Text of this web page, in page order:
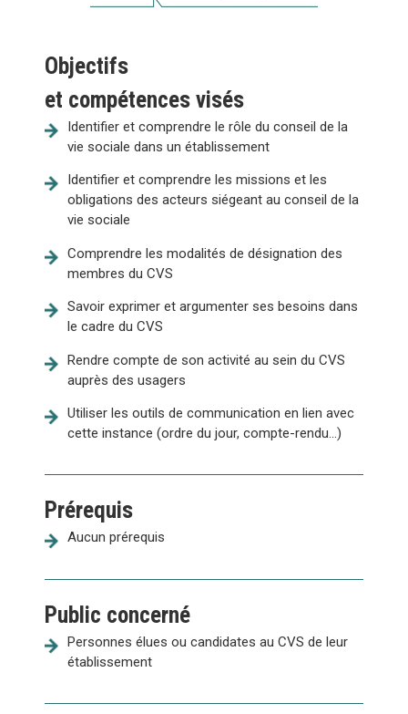
Objectifs
et compétences visés
Identifier et comprendre le rôle du conseil de la
vie sociale dans un établissement
Identifier et comprendre les missions et les
obligations des acteurs siégeant au conseil de la
vie sociale
Comprendre les modalités de désignation des
membres du CVS
Savoir exprimer et argumenter ses besoins dans
le cadre du CVS
Rendre compte de son activité au sein du CVS
auprès des usagers
Utiliser les outils de communication en lien avec
cette instance (ordre du jour, compte-rendu...)
Prérequis
Aucun prérequis
Public concerné
Personnes élues ou candidates au CVS de leur
établissement